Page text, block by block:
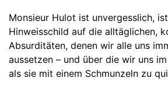
Monsieur Hulot ist unvergesslich,
Hinweisschild auf die alltäglichen,
Absurditäten, denen wir alle uns
aussetzen – und über die wir uns
als sie mit einem Schmunzeln zu